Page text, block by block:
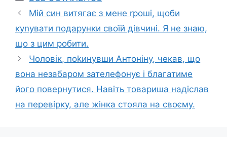
Мій син витягає з мене rроші, щоби
куnувати подарунки своїй дівчині. Я не знаю,
що з цим робити.
Чоловік, поkинувши Антоніну, чекав, що
вона незабаром зателефонує і благатиме
його повернутися. Навіть товариша надіслав
на перевірку, але жінка стояла на своєму.